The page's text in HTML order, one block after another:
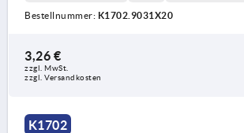
Bestellnummer: K1702.9031X20
3,26 €
zzgl. MwSt.
zzgl. Versandkosten
K1702